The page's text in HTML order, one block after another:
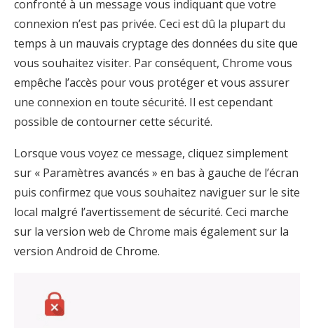
confronté à un message vous indiquant que votre
connexion n’est pas privée. Ceci est dû la plupart du
temps à un mauvais cryptage des données du site que
vous souhaitez visiter. Par conséquent, Chrome vous
empêche l’accès pour vous protéger et vous assurer
une connexion en toute sécurité. Il est cependant
possible de contourner cette sécurité.
Lorsque vous voyez ce message, cliquez simplement
sur « Paramètres avancés » en bas à gauche de l’écran
puis confirmez que vous souhaitez naviguer sur le site
local malgré l’avertissement de sécurité. Ceci marche
sur la version web de Chrome mais également sur la
version Android de Chrome.